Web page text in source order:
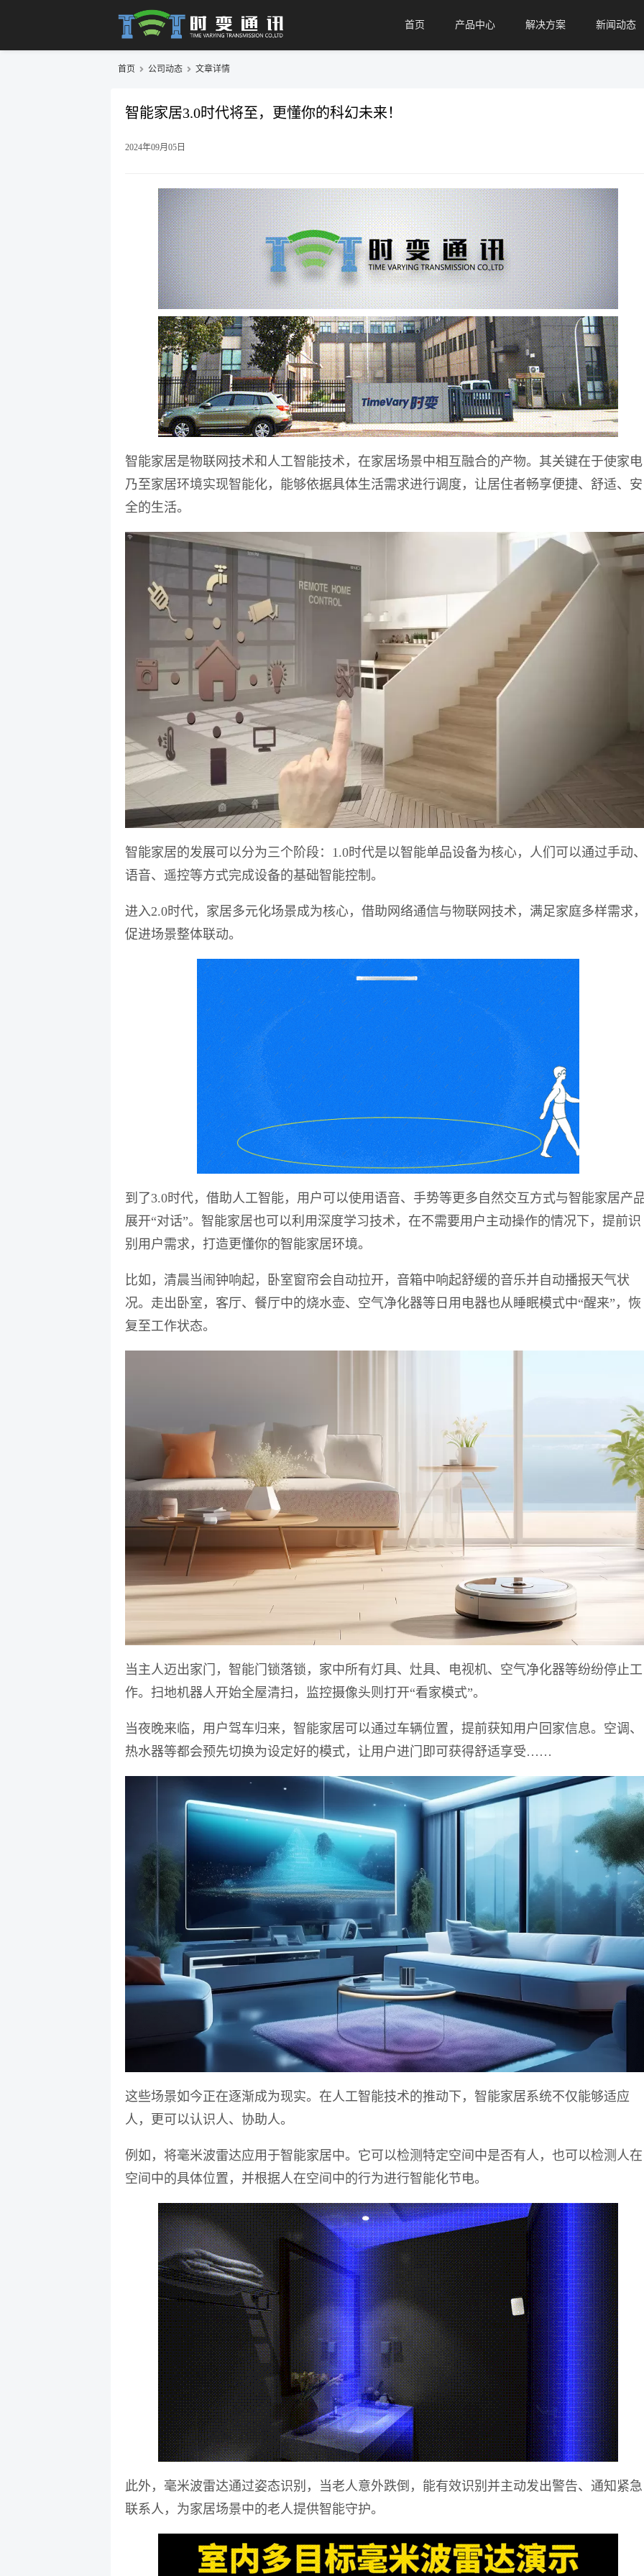
首页 产品中心 解决方案 新闻动态
首页 公司动态 文章详情
智能家居3.0时代将至，更懂你的科幻未来！
2024年09月05日
智能家居是物联网技术和人工智能技术，在家居场景中相互融合的产物。 其关键在于使家电
乃至家居环境实现智能化，能够依据具体生活需求进行调度，让居住者畅享便捷、舒适、安
全的生活。
智能家居的发展可以分为三个阶段： 1.0时代是以智能单品设备为核心，人们可以通过手动
语音、遥控等方式完成设备的基础智能控制。
进入2.0时代，家居多元化场景成为核心，借助网络通信与物联网技术，满足家庭多样需求
促进场景整体联动。
到了3.0时代，借助人工智能，用户可以使用语音、手势等更多自然交互方式与智能家居产
展开“对话”。智能家居也可以利用深度学习技术 ，在不需要用户主动操作的情况下，提前识
别用户需求，打造更懂你的智能家居环境。
比如，清晨当闹钟响起，卧室窗帘会自动拉开，音箱中响起舒缓的音乐并自动播报天气状
况。走出卧室，客厅、餐厅中的烧水壶、空气净化器等日用电器也从睡眠模式中“醒来”，恢
复至工作状态。
当主人迈出家门，智能门锁落锁，家中所有灯具、灶具、电视机、空气净化器等纷纷停止工
作。扫地机器人开始全屋清扫，监控摄像头则打开“看家模式”。
当夜晚来临，用户驾车归来，智能家居可以通过车辆位置，提前获知用户回家信息。空调、
热水器等都会预先切换为设定好的模式，让用户进门即可获得舒适享受……
这些场景如今正在逐渐成为现实。在人工智能技术的推动下， 智能家居系统不仅能够适应
人，更可以认识人、协助人。
例如， 将毫米波雷达应用于智能家居中。它可以检测特定空间中是否有人 ，也可以检测人在
空间中的具体位置，并根据人在空间中的行为进行智能化节电。
此外， 毫米波雷达通过姿态识别，当老人意外跌倒，能有效识别并主动发出警告、通知紧急
联系人，为家居场景中的老人提供智能守护。
业务咨询